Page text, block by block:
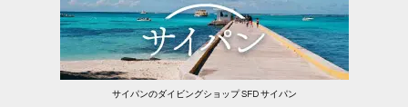
サイパンのダイビングショップ SFD サイパン